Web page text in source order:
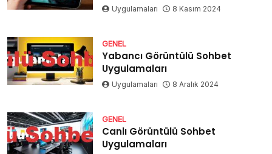
Uygulamaları 8 Kasım 2024
GENEL
Yabancı Görüntülü Sohbet
Uygulamaları
Uygulamaları 8 Aralık 2024
GENEL
Canlı Görüntülü Sohbet
Uygulamaları